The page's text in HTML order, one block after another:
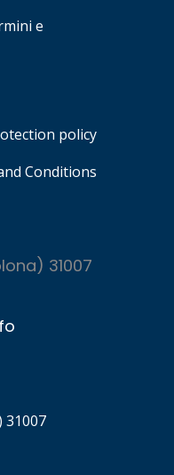
e
policy
Conditions
31007
31007